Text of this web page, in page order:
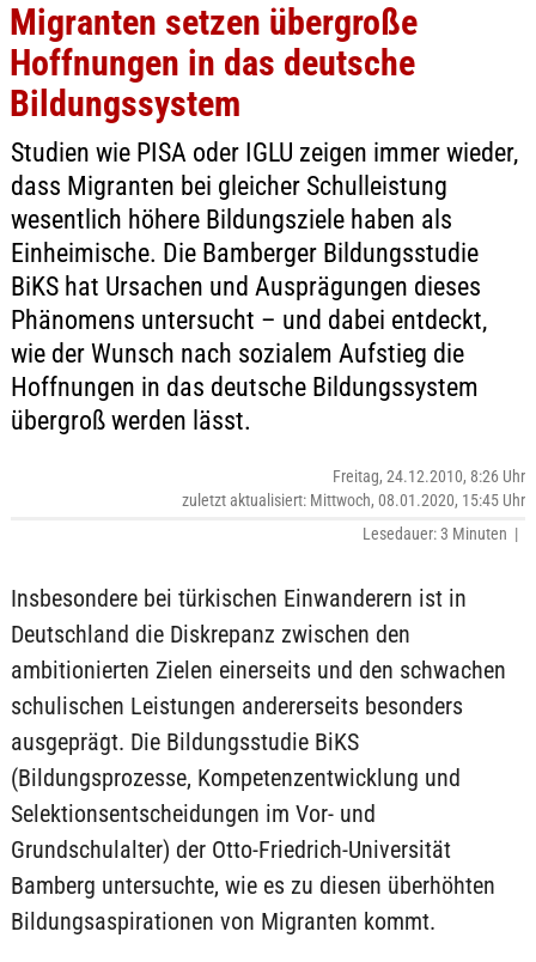
Migranten setzen übergroße
Hoffnungen in das deutsche
Bildungssystem
Studien wie PISA oder IGLU zeigen immer wieder,
dass Migranten bei gleicher Schulleistung
wesentlich höhere Bildungsziele haben als
Einheimische. Die Bamberger Bildungsstudie
BiKS hat Ursachen und Ausprägungen dieses
Phänomens untersucht – und dabei entdeckt,
wie der Wunsch nach sozialem Aufstieg die
Hoffnungen in das deutsche Bildungssystem
übergroß werden lässt.
Freitag, 24.12.2010, 8:26 Uhr
zuletzt aktualisiert: Mittwoch, 08.01.2020, 15:45 Uhr
Lesedauer: 3 Minuten |
Insbesondere bei türkischen Einwanderern ist in
Deutschland die Diskrepanz zwischen den
ambitionierten Zielen einerseits und den schwachen
schulischen Leistungen andererseits besonders
ausgeprägt. Die Bildungsstudie BiKS
(Bildungsprozesse, Kompetenzentwicklung und
Selektionsentscheidungen im Vor- und
Grundschulalter) der Otto-Friedrich-Universität
Bamberg untersuchte, wie es zu diesen überhöhten
Bildungsaspirationen von Migranten kommt.